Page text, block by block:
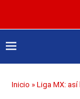
Inicio » Liga MX: así